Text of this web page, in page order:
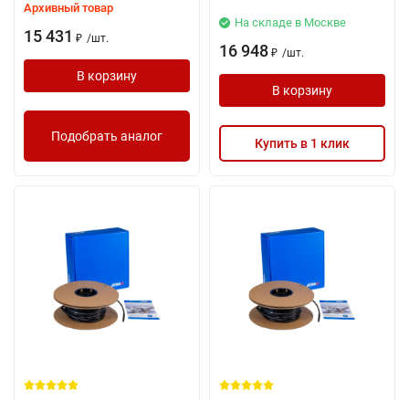
Архивный товар
15 431 ₽ /шт.
В корзину
Подобрать аналог
На складе в Москве
16 948 ₽ /шт.
В корзину
Купить в 1 клик